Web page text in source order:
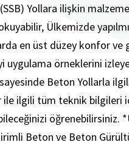
Yollara ilişkin
Ülkemizde
en üst düzey konfor ve
örneklerini
Beton Yollarla
ilgili tüm teknik bilgileri
Beton ve Beton